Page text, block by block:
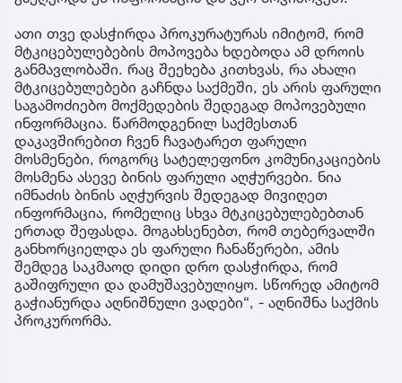
ათი თვე დასჭირდა პროკურატურას იმიტომ, რომ
მტკიცებულებების მოპოვება ხდებოდა ამ დროის
განმავლობაში. რაც შეეხება კითხვას, რა ახალი
მტკიცებულებები გაჩნდა საქმეში, ეს არის ფარული
საგამოძიებო მოქმედების შედეგად მოპოვებული
ინფორმაცია. წარმოდგენილ საქმესთან
დაკავშირებით ჩვენ ჩავატარეთ ფარული
მოსმენები, როგორც სატელეფონო კომუნიკაციების
მოსმენა ასევე ბინის ფარული აღჭურვები. ნია
იმნაძის ბინის აღჭურვის შედეგად მივიღეთ
ინფორმაცია, რომელიც სხვა მტკიცებულებებთან
ერთად შეფასდა. მოგახსენებთ, რომ თებერვალში
განხორციელდა ეს ფარული ჩანაწერები, ამის
შემდეგ საკმაოდ დიდი დრო დასჭირდა, რომ
გაშიფრული და დამუშავებულიყო. სწორედ ამიტომ
გაჭიანურდა აღნიშნული ვადები“, - აღნიშნა საქმის
პროკურორმა.